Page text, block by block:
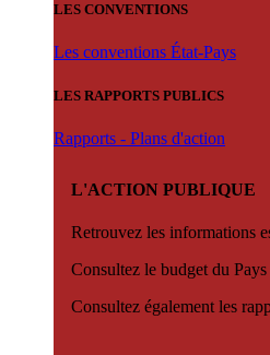
LES CONVENTIONS
Les conventions État-Pays
LES RAPPORTS PUBLICS
Rapports - Plans d'action
L'ACTION PUBLIQUE
Retrouvez les informations
Consultez le budget du
Consultez également les